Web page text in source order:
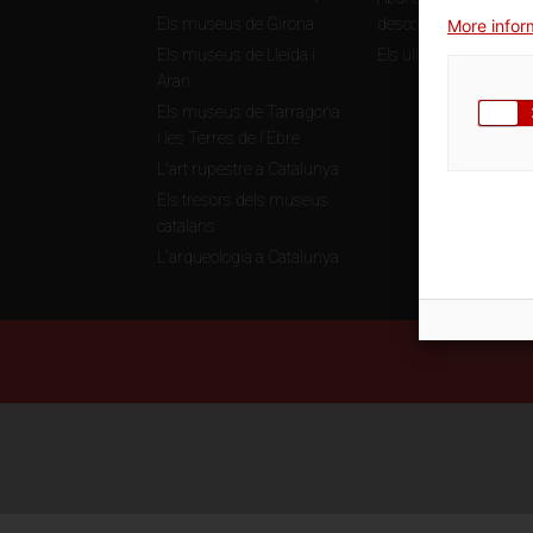
Els museus de Girona
Els museus de Lleida i
Aran
Els museus de Tarragona
i les Terres de l'Ebre
L'art rupestre a Catalunya
Els tresors dels museus
catalans
L'arqueologia a Catalunya
descomptes
Els ulls de la història
More